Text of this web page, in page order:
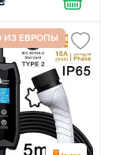
ИЗ ЕВРОПЫ